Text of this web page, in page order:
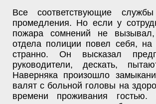
Все соответствующие
промедления. Но если у
пожара сомнений не вызывал,
отдела полиции повел себя,
странно. Он высказал
руководители, дескать,
Наверняка произошло
валят с больной головы на
времени проживания гостью.